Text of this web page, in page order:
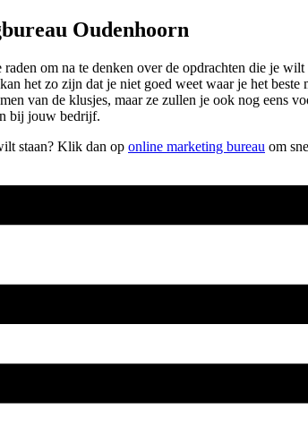
Oudenhoorn
om na te denken over de opdrachten die je
het zo zijn dat je niet goed weet waar je het beste
van de klusjes, maar ze zullen je ook nog eens
bij jouw bedrijf.
staan? Klik dan op online marketing bureau om